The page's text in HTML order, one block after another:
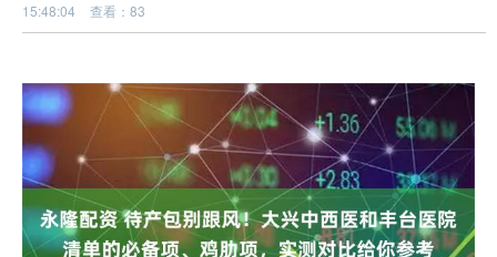
15:48:04
查看：83